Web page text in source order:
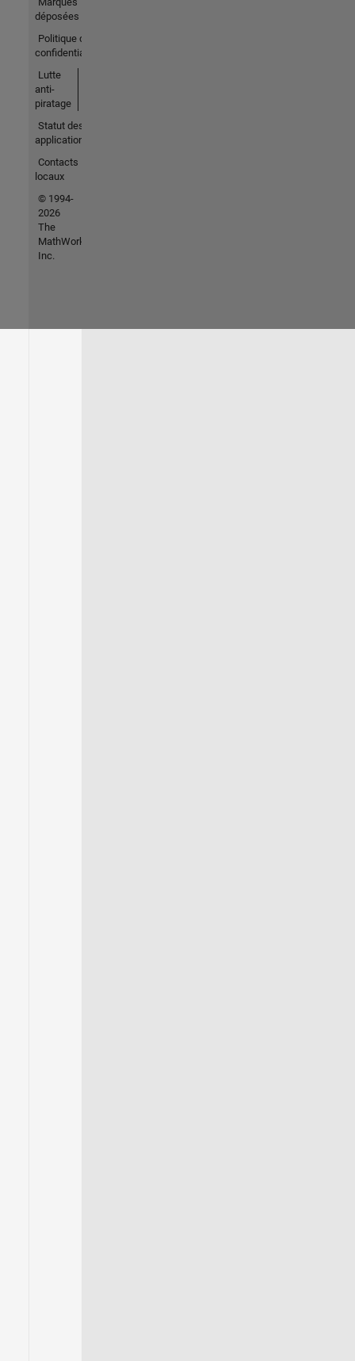
déposées
Politique de
confidentialité
Lutte
anti-
piratage
Statut des
applications
Contacts
locaux
© 1994-
2026
The
MathWorks,
Inc.